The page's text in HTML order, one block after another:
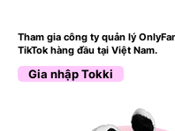
Tham gia công ty quản lý
TikTok hàng đầu tại Việt Nam.
Gia nhập Tokki